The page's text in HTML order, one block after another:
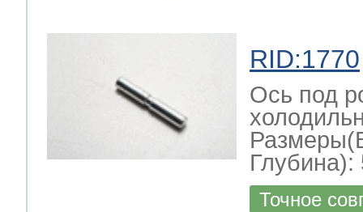
RID:1770
Ось под
Глубина):
Точное